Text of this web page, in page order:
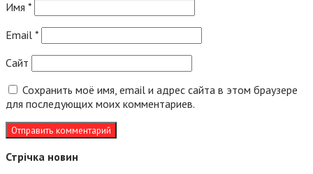
Имя *
Email *
Сайт
Сохранить моё имя, email и адрес сайта в этом браузере
для последующих моих комментариев.
Стрічка новин